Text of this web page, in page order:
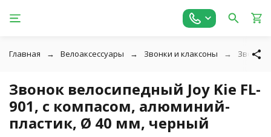
Главная Велоаксессуары Звонки и клаксоны Звонок
Звонок велосипедный Joy Kie FL-
901, с компасом, алюминий-
пластик, Ø 40 мм, черный